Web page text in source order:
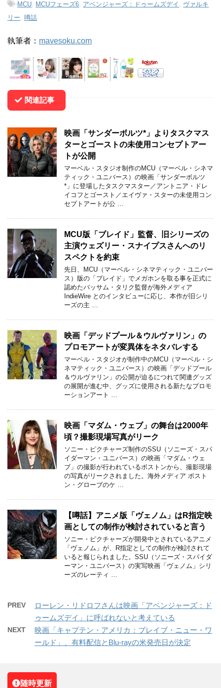
-MCU MCUフェーズ6 アベンジャーズ：ドゥームズデイ ヴァルキ
リー 噂話
執筆者： mavesoku.com
関連記事
映画「サンダーボルツ*」よりタスクマス
ターとゴーストの未使用コンセプトアー
トが公開
マーベル・スタジオ制作のMCU（マーベル・シネマ
ティック・ユニバース）の映画「サンダーボルツ
*」に登場したタスクマスター／アントニア・ドレ
イコフとゴースト／エイヴァ・スターの未使用コン
セプトアートが公 …
MCU版「ブレイド」監督、旧シリーズの
主演ウェズリー・スナイプスさんへのリ
スペクトを約束
先日、MCU（マーベル・シネマティック・ユニバー
ス）版の「ブレイド」でメガホンを取る事を正式に
認めたバッサム・タリク監督が海外メディア
IndieWire とのインタビューに応じ、本作が旧シリ
ーズの主 …
映画「デッドプール＆ウルヴァリン」の
プロモアートが変異体をネタバレする
マーベル・スタジオが制作中のMCU（マーベル・シ
ネマティック・ユニバース）の映画「デッドプール
＆ウルヴァリン」の公開が迫るにつれて関連グッズ
の展開が進む中、グッズに使用される新たなプロモ
ーションアート …
映画「マダム・ウェブ」の舞台は2000年
頃？撮影現場写真がリーク
ソニー・ピクチャーズ制作のSSU（ソニーズ・スパ
イダーマン・ユニバース）の映画「マダム・ウェ
ブ」の撮影が行われているボストンから、撮影現場
の写真がリークされました。海外メディア ボスト
ン・グローブのケ …
【噂話】アニメ版「ヴェノム」はR指定映
画としての制作が検討されていると言う
ソニー・ピクチャーズが開発中とされているアニメ
「ヴェノム」が、R指定としての制作が検討されて
いると報じられました。SSU（ソニーズ・スパイダ
ーマン・ユニバース）の実写映画「ヴェノム」シリ
ーズのレーティ …
PREV
ローレン・リドロフさんは映画「アベンジャーズ：ド
ゥームズデイ」に呼ばれないと考えている
NEXT
映画「キャプテン・アメリカ：ブレイブ・ニュー・ワ
ールド」、有料配信とBlu-rayの米発売日が決定
随時更新